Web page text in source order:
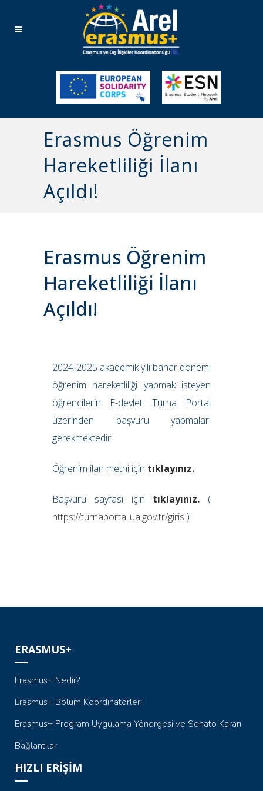
Erasmus Öğrenim
Hareketliliği İlanı
Açıldı!
Erasmus Öğrenim
Hareketliliği İlanı
Açıldı!
2024-2025 akademik yılı bahar dönemi
öğrenim hareketliliği yapmak isteyen
öğrencilerin E-devlet Turna Portal
üzerinden başvuru yapmaları
gerekmektedir.
Öğrenim ilan metni için tıklayınız.
Başvuru sayfası için tıklayınız.
(
https://turnaportal.ua.gov.tr/giris )
ERASMUS+
Erasmus+ Nedir?
Erasmus+ Bölüm Koordinatörleri
Erasmus+ Program Uygulama Yönergesi ve Senato Kararı
Bağlantılar
HIZLI ERİŞİM